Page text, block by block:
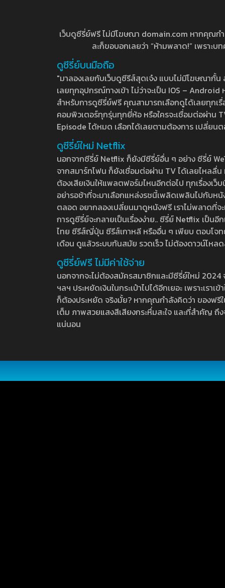
เว็บดูซีรี่ย์ฟรี ไม่มีโฆษณา domain.com หากคุณก
ละก็ขอบอกเลยว่า “ห้ามพลาด!” เพราะ
ดูซีรี่ย์บนมือถือ
"มาลองเลยกับเว็บดูซีรีส์สุดเจ๋ง แบบไม่มีโฆษณากั้
เลยทุกอุปกรณ์ทางเข้า ไม่ว่าจะเป็น IOS –
สำหรับการดูซีรี่ย์ฟรี คุณสามารถเลือกดูได้เลยทุกเ
คอมพิวเตอร์ทุกรุ่นทุกยี่ห้อ หรือใครจะเชื่อมต่อผ่าน
Episode ได้หมด เลือกได้เลยตามต้องการ เปลี่ยน
ดูซีรี่ย์ใหม่ Netflix
นอกจากซีรี่ย์ Netflix ก็ยังมีซีรี่ย์อื่น ๆ อย่าง ซีรี่ย์
จากสมาร์ทโฟน ก็ยังเชื่อมต่อผ่าน TV ได้เลยไหลลื่
ต้องเสียเงินให้แพลตฟอร์มไหนอีกต่อไป ทุกเรื่องเว็
อย่ารอช้าที่จะมาเลือกแหล่งรชนี้เพลิดเพลินไปกับห
ตลอด อยากลองเปลี่ยนมาดูหนังฟรี เราไม่พลาดที่
การดูซีรี่ย์จะกลายเป็นเรื่องง่าย.. ซีรี่ย์ Netflix เป็น
ไทย ซีรีส์ญี่ปุ่น ซีรีส์เกาหลี หรืออื่น ๆ เพียบ ตอบโจท
เดือน ดูแล้วระบบทันสมัย รวดเร็ว ไม่ต้องดาวน์โห
ดูซีรี่ย์ฟรี ไม่มีค่าใช้จ่าย
นอกจากจะไม่ต้องสมัครสมาชิกและมีซีรี่ย์ใหม่
ฯลฯ ประหยัดเงินในกระเป๋าไปได้อีกเยอะ เพราะเร
ก็ต้องประหยัด จริงมั้ย? หากคุณกำลังคิดว่า ของฟ
เต็ม ภาพสวยแสงสีเสียงกระหึ่มสะใจ และที่สำคัญ
แน่นอน